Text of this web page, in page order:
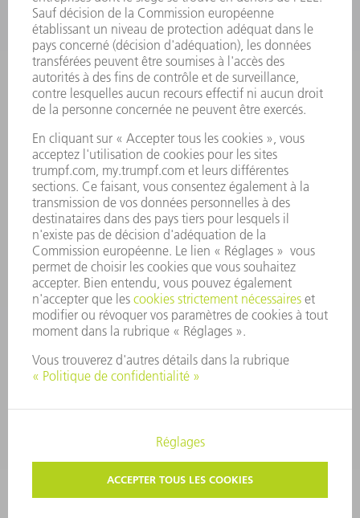
PROFIL DE L'ENTREPRISE
CONSEIL D'ADMINISTRATION
RAPPORT ANNUEL
PRINCIPES FONDAMENTAUX DE L'ENTREPRISE
CONFORMITÉ
SYSTÈME D'ALERTE
SÉCURITÉ
MAGAZINE
DURABILITÉ
ENVIRONNEMENT ET CLIMAT
SOCIAL ET SOCIÉTÉ
GESTION D'ENTREPRISE
MENTIONS LÉGALES
COPYRIGHT ET DROIT DES MARQUES
CONDITIONS GÉNÉRALES